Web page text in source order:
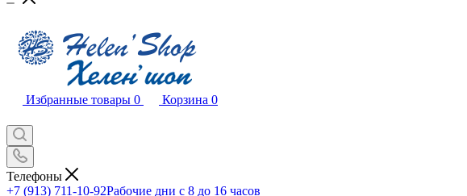
Избранные товары 0 Корзина 0
Телефоны
+7 (913) 711-10-92Рабочие дни с 8 до 16 часов